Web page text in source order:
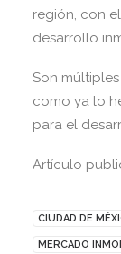
región, con
desarrollo
Son
como ya lo
para el
Artículo
CIUDAD DE
MERCADO